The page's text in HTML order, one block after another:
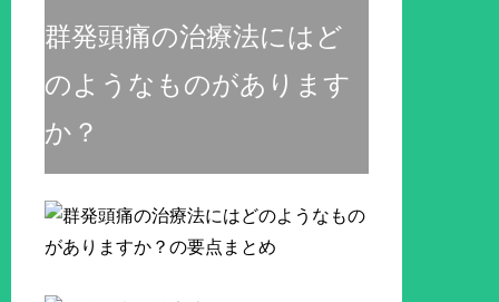
群発頭痛の治療法にはど
のようなものがあります
か？